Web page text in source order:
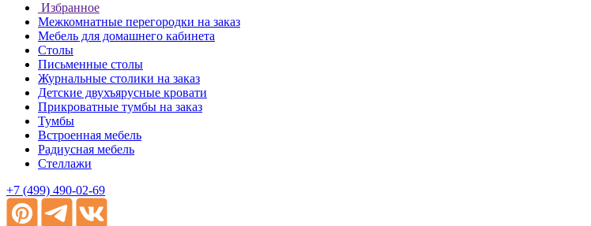
Избранное
Межкомнатные перегородки на заказ
Мебель для домашнего кабинета
Столы
Письменные столы
Журнальные столики на заказ
Детские двухъярусные кровати
Прикроватные тумбы на заказ
Тумбы
Встроенная мебель
Радиусная мебель
Стеллажи
+7 (499) 490-02-69